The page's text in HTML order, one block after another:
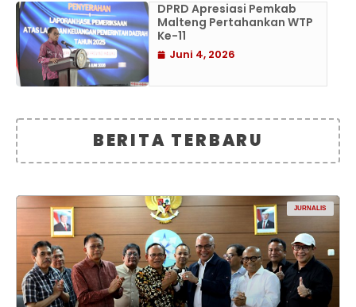
DPRD Apresiasi Pemkab
Malteng Pertahankan WTP
Ke-11
Juni 4, 2026
BERITA TERBARU
JURNALIS